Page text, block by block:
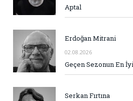
Aptal
Erdoğan Mitrani
02.08.2026
Geçen Sezonun En
Serkan Fırtına